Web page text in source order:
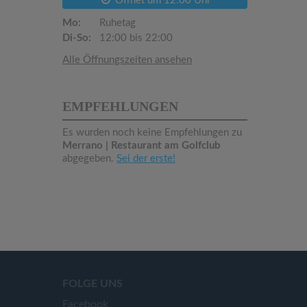
Mo:
Ruhetag
Di-So:
12:00 bis 22:00
Alle Öffnungszeiten ansehen
EMPFEHLUNGEN
Es wurden noch keine Empfehlungen zu
Merrano | Restaurant am Golfclub
abgegeben. Sei der erste!
FOLGE UNS
Facebook